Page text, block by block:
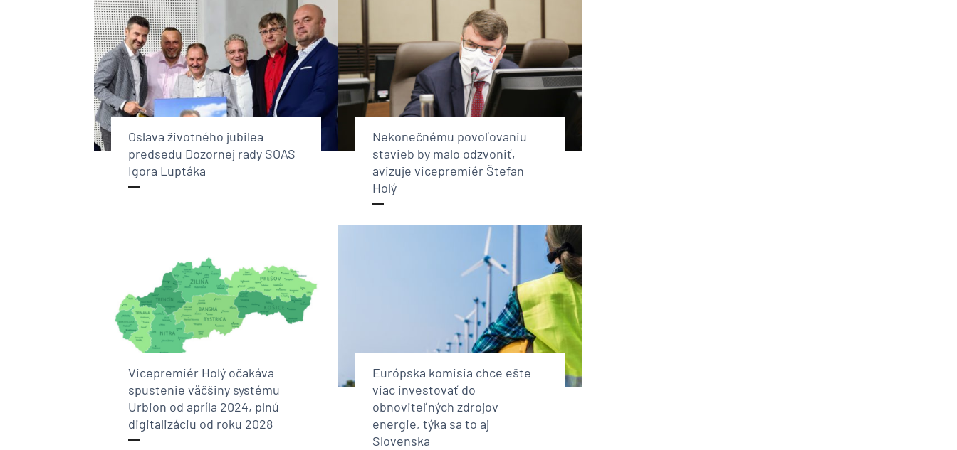
Oslava životného jubilea
predsedu Dozornej rady SOAS
Igora Luptáka
Nekonečnému povoľovaniu
stavieb by malo odzvoniť,
avizuje vicepremiér Štefan
Holý
Vicepremiér Holý očakáva
spustenie väčšiny systému
Urbion od apríla 2024, plnú
digitalizáciu od roku 2028
Európska komisia chce ešte
viac investovať do
obnoviteľných zdrojov
energie, týka sa to aj
Slovenska